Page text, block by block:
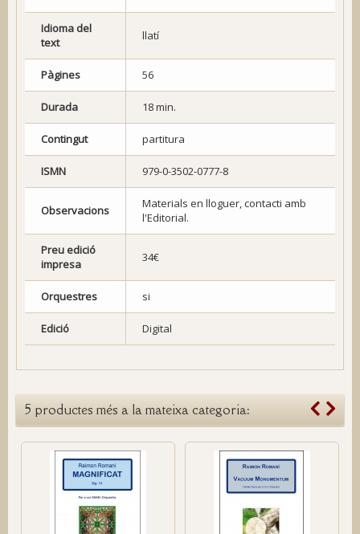
Idioma del
text
llatí
Pàgines 56
Durada 18 min.
Contingut partitura
ISMN 979-0-3502-0777-8
Observacions
Materials en lloguer, contacti amb
l'Editorial.
Preu edició
impresa
34€
Orquestres si
Edició Digital
5 productes més a la mateixa categoria: